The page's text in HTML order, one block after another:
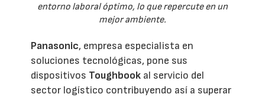
entorno laboral óptimo, lo que repercute en un
mejor ambiente.
Panasonic, empresa especialista en
soluciones tecnológicas, pone sus
dispositivos Toughbook al servicio del
sector logístico contribuyendo así a superar